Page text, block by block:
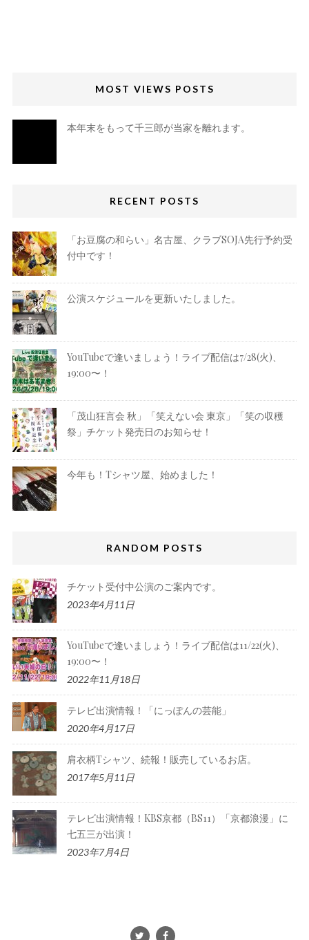
MOST VIEWS POSTS
本年末をもって千三郎が当家を離れます。
RECENT POSTS
「お豆腐の和らい」名古屋、クラブSOJA先行予約受
付中です！
公演スケジュールを更新いたしました。
YouTubeで逢いましょう！ライブ配信は7/28(火)、
19:00〜！
「茂山狂言会 秋」「笑えない会 東京」「笑の収穫
祭」チケット発売日のお知らせ！
今年も！Tシャツ屋、始めました！
RANDOM POSTS
チケット受付中公演のご案内です。
2023年4月11日
YouTubeで逢いましょう！ライブ配信は11/22(火)、
19:00〜！
2022年11月18日
テレビ出演情報！「にっぽんの芸能」
2020年4月17日
肩衣柄Tシャツ、続報！販売しているお店。
2017年5月11日
テレビ出演情報！KBS京都（BS11）「京都浪漫」に
七五三が出演！
2023年7月4日